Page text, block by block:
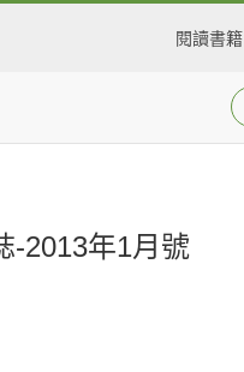
閱讀書籍
-2013年1月號